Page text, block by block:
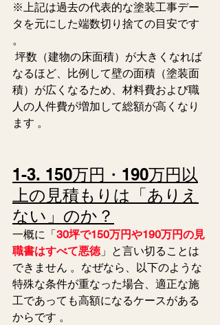
※上記は過去の代表的な塗装工事デー
タを元にした端数切り捨ての目安です
。
なるほど、比例して壁の面積（塗装面
積）が広くなるため、材料費および職
人の人件費が増加して総額が高くなり
ます 。
1-3. 150万円・190万円以
上の見積もりは「ありえ
ない」のか？
一概に「30坪で150万円や190万円の見
職書はすべて悪徳」と言い切ることは
できません 。なぜなら、以下のような
特殊な条件が重なった場合、適正な施
工であっても高額になるケースがある
からです 。